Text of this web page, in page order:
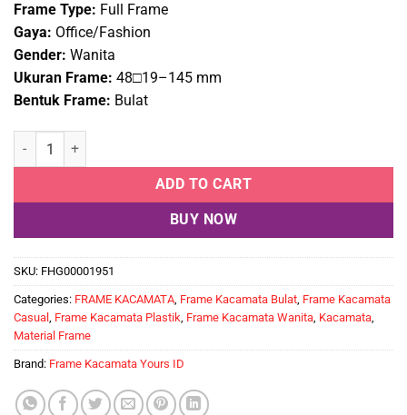
Frame Type: Full Frame
Gaya: Office/Fashion
Gender: Wanita
Ukuran Frame: 48□19–145 mm
Bentuk Frame: Bulat
Frame Kacamata Wanita YOURS ID 1202 C1 quantity
ADD TO CART
BUY NOW
SKU: FHG00001951
Categories: FRAME KACAMATA, Frame Kacamata Bulat, Frame Kacamata
Casual , Frame Kacamata Plastik, Frame Kacamata Wanita, Kacamata,
Material Frame
Brand: Frame Kacamata Yours ID